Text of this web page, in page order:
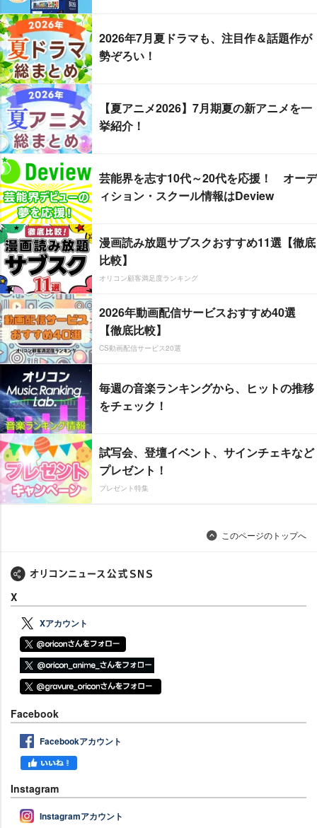
2026年7月夏ドラマも、注目作＆話題作が
勢ぞろい！
【夏アニメ2026】7月期夏の新アニメを一
挙紹介！
芸能界を志す10代～20代を応援！ オーデ
ィション・スクール情報はDeview
漫画読み放題サブスクおすすめ11選【徹底
比較】
オリコン顧客満足度ランキング
2026年動画配信サービスおすすめ40選
【徹底比較】
CS動画配信サービス20選
毎週の音楽ランキングから、ヒットの推移
をチェック！
試写会、登壇イベント、サインチェキなど
プレゼント！
プレゼント特集
このページのトップへ
X
Xアカウント
Facebook
Facebookアカウント
Instagram
Instagramアカウント